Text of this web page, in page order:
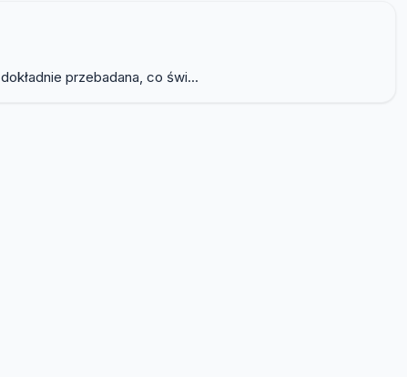
przebadana, co świ...